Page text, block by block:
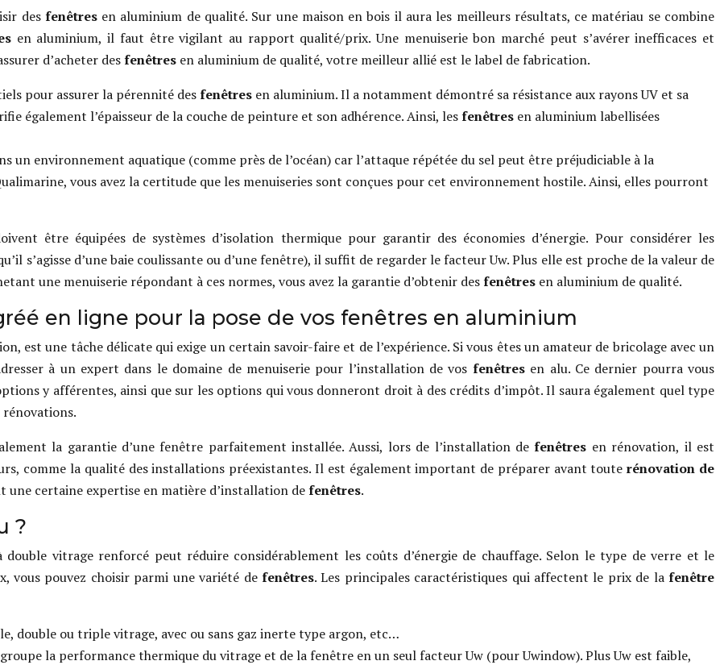
des fenêtresen aluminium de qualité. Sur une maison en bois il aura les meilleurs résultats, ce matériau se combine
en aluminium, il faut être vigilant au rapport qualité/prix. Une menuiserie bon marché peut s’avérer inefficaces et
d’acheter desfenêtres en aluminium de qualité, votre meilleur allié est le label de fabrication.
pour assurer la pérennité desfenêtres en aluminium. Il a notamment démontré sa résistance aux rayons UV et sa
également l’épaisseur de la couche de peinture et son adhérence. Ainsi, lesfenêtres en aluminium labellisées
un environnement aquatique (comme près de l’océan) car l’attaque répétée du sel peut être préjudiciable à la
vous avez la certitude que les menuiseries sont conçues pour cet environnement hostile. Ainsi, elles pourront
être équipées de systèmes d’isolation thermique pour garantir des économies d’énergie. Pour considérer les
s’agisse d’une baie coulissante ou d’une fenêtre), il suffit de regarder le facteur Uw. Plus elle est proche de la valeur de
une menuiserie répondant à ces normes, vous avez la garantie d’obtenir desfenêtres en aluminium de qualité.
en ligne pour la pose de vos fenêtres en aluminium
est une tâche délicate qui exige un certain savoir-faire et de l’expérience. Si vous êtes un amateur de bricolage avec un
à un expert dans le domaine de menuiserie pour l’installation de vos fenêtresen alu. Ce dernier pourra vous
y afférentes, ainsi que sur les options qui vous donneront droit à des crédits d’impôt. Il saura également quel type
la garantie d’une fenêtre parfaitement installée. Aussi, lors de l’installation defenêtres en rénovation, il est
comme la qualité des installations préexistantes. Il est également important de préparer avant touterénovation de
une certaine expertise en matière d’installation defenêtres.
?
double vitrage renforcé peut réduire considérablement les coûts d’énergie de chauffage. Selon le type de verre et le
vous pouvez choisir parmi une variété de fenêtres. Les principales caractéristiques qui affectent le prix de lafenêtre
double ou triple vitrage, avec ou sans gaz inerte type argon, etc…
la performance thermique du vitrage et de la fenêtre en un seul facteur Uw (pour Uwindow). Plus Uw est faible,